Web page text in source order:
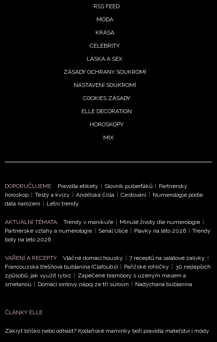
Vašimi údaji pracovat zejména k organizaci a
vyhodnocení akce a zasílání novinek.
informace od našich partnerů? Pokud souhlasíte se
zpracováním údajů k tomuto účelu podle
soukromí BurdaMedia Extra s.r.o.
, zaškrtněte toto pole.
RSS FEED
MÓDA
KRÁSA
CELEBRITY
LÁSKA A SEX
ZÁSADY OCHRANY SOUKROMÍ
NASTAVENÍ SOUKROMÍ
COOKIES ZÁSADY
ELLE DECORATION
HOROSKOPY
MIX
DOPORUČUJEME Pravidla etikety Slovník puberťáků
Partnerský
horoskop
Testy a kvízy Andělská čísla Cestování
Numerologie podle
data narození
Letní trendy
AKTUÁLNÍ TÉMATA Trendy v manikúře Minulé životy dle numerologie
Partnerské vztahy a numerologie
Seriál Ulice Plavky na léto 2026
Trendy
boty na léto 2026
VAŘENÍ A RECEPTY Vláčné domácí housky 7 receptů na salátové zálivky
Francouzská třešňová bublanina (Clafoutis)
Pařížské rohlíčky
30 nejlepších
způsobů, jak využít rybíz
Zapečené brambory s uzeným masem a
smetanou
Domácí iontový nápoj ze tří surovin Nadýchaná bublanina
ČLÁNKY ELLE
Zakrýt bříško nebo odhalit? Kodaňské maminky boří pravidla mateřství i módy